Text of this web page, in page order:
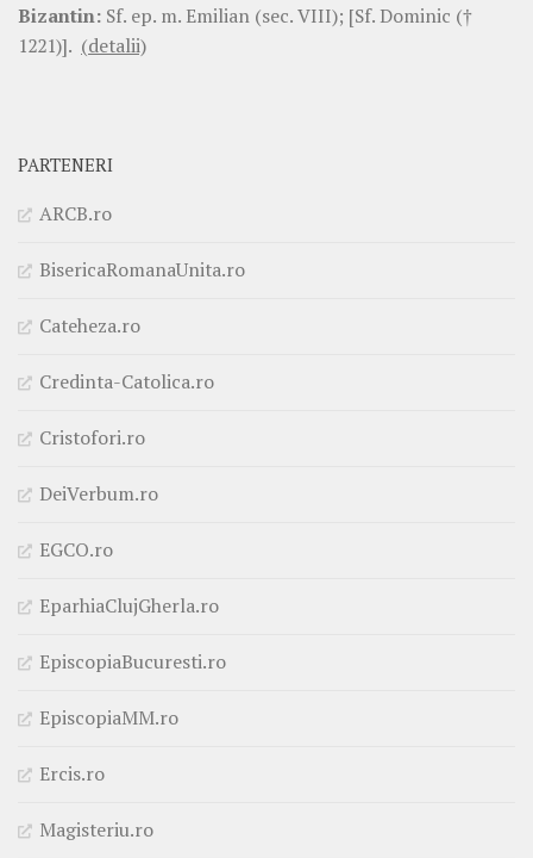
Bizantin: Sf. ep. m. Emilian (sec. VIII); [Sf. Dominic (†
1221)]. (detalii)
PARTENERI
ARCB.ro
BisericaRomanaUnita.ro
Cateheza.ro
Credinta-Catolica.ro
Cristofori.ro
DeiVerbum.ro
EGCO.ro
EparhiaClujGherla.ro
EpiscopiaBucuresti.ro
EpiscopiaMM.ro
Ercis.ro
Magisteriu.ro